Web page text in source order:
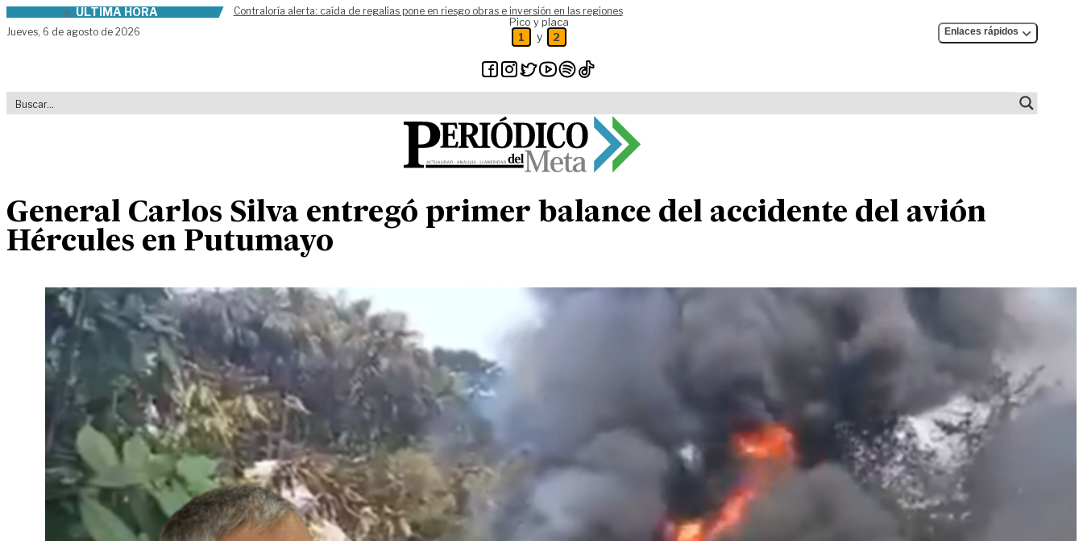
Skip to contentÚLTIMA HORA
Contraloría alerta: caída de regalías pone en riesgo obras e inversión en las regiones
Jueves, 6 de agosto de 2026
Pico y placa
1 y 2 Enlaces rápidos
General Carlos Silva entregó primer balance del accidente del avión
Hércules en Putumayo